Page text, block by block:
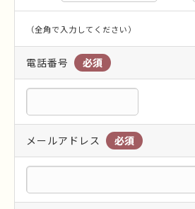
（全角で入力してください）
電話番号
メールアドレス